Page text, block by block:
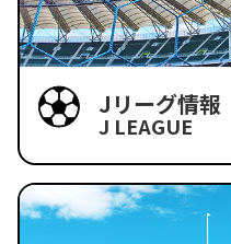
Jリーグ情報
J LEAGUE